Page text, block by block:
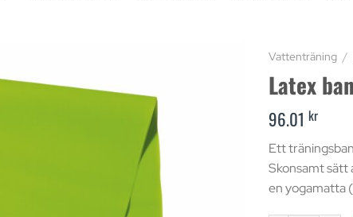
Vattenträning /
Latex
96.01 kr
Ett
Skonsamt sätt
en yogamatta